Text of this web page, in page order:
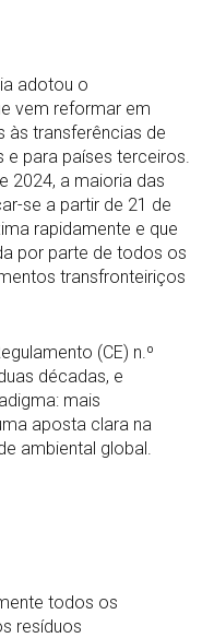
adotou o
vem reformar em
às transferências de
e para países terceiros.
2024, a maioria das
se a partir de 21 de
rapidamente e que
por parte de todos os
transfronteiriços
(CE) n.º
décadas, e
mais
aposta clara na
ambiental global.
todos os
resíduos